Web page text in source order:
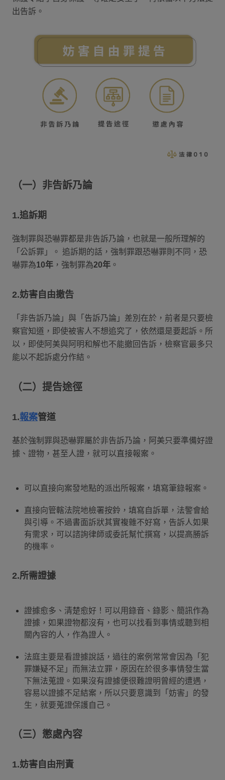
出告訴。
（一）非告訴乃論
1.追訴期
強制罪與恐嚇罪都是非告訴乃論，也就是一般所理解的
「公訴罪」。 追訴期的話，強制罪跟恐嚇罪則不同，恐
嚇罪為10年 ，強制罪為20年 。
2.妨害自由撤告
「非告訴乃論」與「告訴乃論」差別在於，前者是只要檢
察官知道，即使被害人不想追究了，依然還是要起訴。所
以，即使阿美與阿明和解也不能撤回告訴，檢察官最多只
能以不起訴處分作結。
（二）提告途徑
1.報案管道
基於強制罪與恐嚇罪屬於非告訴乃論，阿美只要準備好證
據、證物，甚至人證，就可以直接報案。
可以直接向案發地點的派出所報案，填寫筆錄報案。
直接向管轄法院地檢署按鈴，填寫自訴單，法警會給
與引導。不過書面訴狀其實複雜不好寫，告訴人如果
有需求，可以諮詢律師或委託幫忙撰寫，以提高勝訴
的機率。
2.所需證據
證據愈多、清楚愈好！可以用錄音、錄影、簡訊作為
證據，如果證物都沒有，也可以找看到事情或聽到相
關內容的人，作為證人。
法庭主要是看證據說話，過往的案例常常會因為「犯
罪嫌疑不足」而無法立罪，原因在於很多事情發生當
下無法蒐證。如果沒有證據便很難證明曾經的遭遇，
容易以證據不足結案，所以只要意識到「妨害」的發
生，就要蒐證保護自己。
（三）懲處內容
1.妨害自由刑責